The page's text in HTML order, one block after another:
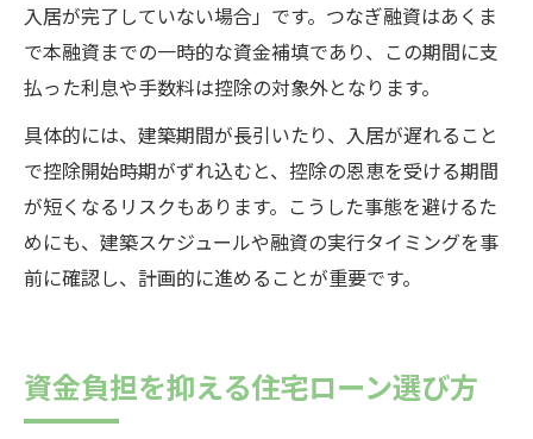
入居が完了していない場合」です。つなぎ融資はあくま
で本融資までの一時的な資金補填であり、この期間に支
払った利息や手数料は控除の対象外となります。
具体的には、建築期間が長引いたり、入居が遅れること
で控除開始時期がずれ込むと、控除の恩恵を受ける期間
が短くなるリスクもあります。こうした事態を避けるた
めにも、建築スケジュールや融資の実行タイミングを事
前に確認し、計画的に進めることが重要です。
資金負担を抑える住宅ローン選び方